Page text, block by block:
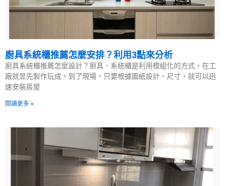
廚具系統櫃推薦怎麼安排？利用3點來分析
廚具系統櫃推薦怎麼設計？廚具、系統櫃是利用模組化的方式，在工
廠就昱先製作玩成，到了現場，只要根據圖紙設計、尺寸，就可以迅
速安裝房屋
閱讀更多 »